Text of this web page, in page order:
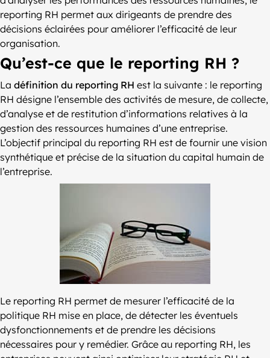
reporting RH permet aux dirigeants de prendre des
décisions éclairées pour améliorer l’efficacité de leur
organisation.
Qu’est-ce que le reporting RH ?
La définition du reporting RH est la suivante : le reporting
RH désigne l’ensemble des activités de mesure, de collecte,
d’analyse et de restitution d’informations relatives à la
gestion des ressources humaines d’une entreprise.
L’objectif principal du reporting RH est de fournir une vision
synthétique et précise de la situation du capital humain de
l’entreprise.
Le reporting RH permet de mesurer l’efficacité de la
politique RH mise en place, de détecter les éventuels
dysfonctionnements et de prendre les décisions
nécessaires pour y remédier. Grâce au reporting RH, les